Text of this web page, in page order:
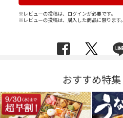
※レビューの投稿は、ログインが必要です。
※レビューの投稿は、購入した商品に限ります。
おすすめ特集